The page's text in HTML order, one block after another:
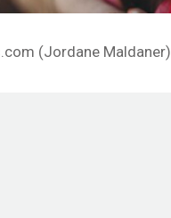
(Jordane Maldaner)